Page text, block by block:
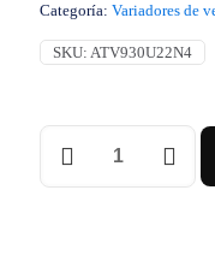
Categoría: Variadores de
SKU: ATV930U22N4
ALTIVAR
2,2KW